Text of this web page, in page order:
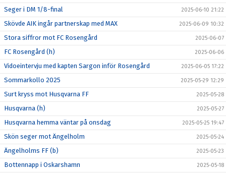
Seger i DM 1/8-final 2025-06-10 21:22
Skövde AIK ingår partnerskap med MAX 2025-06-09 10:32
Stora siffror mot FC Rosengård 2025-06-07
FC Rosengård (h) 2025-06-06
Vidoeintervju med kapten Sargon inför Rosengård 2025-06-05 17:22
Sommarkollo 2025 2025-05-29 12:29
Surt kryss mot Husqvarna FF 2025-05-28
Husqvarna (h) 2025-05-27
Husqvarna hemma väntar på onsdag 2025-05-25 19:47
Skön seger mot Ängelholm 2025-05-24
Ängelholms FF (b) 2025-05-23
Bottennapp i Oskarshamn 2025-05-18